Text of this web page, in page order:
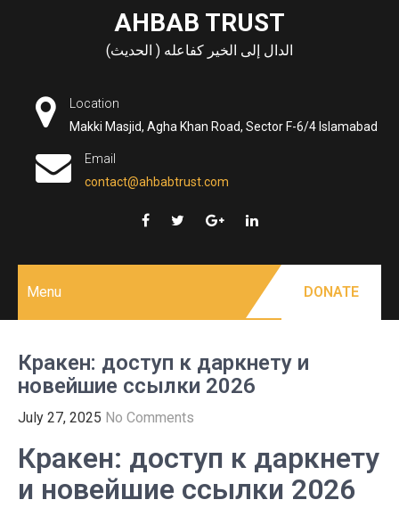
AHBAB TRUST
الدال إلى الخير كفاعله ( الحديث)
Location
Makki Masjid, Agha Khan Road, Sector F-6/4 Islamabad
Email
contact@ahbabtrust.com
Menu DONATE
Кракен: доступ к даркнету и
новейшие ссылки 2026
July 27, 2025 No Comments
Кракен: доступ к даркнету
и новейшие ссылки 2026